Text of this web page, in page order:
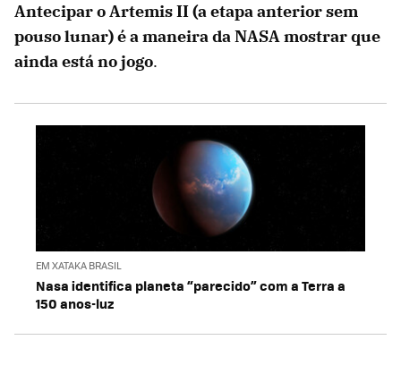
Antecipar o Artemis II (a etapa anterior sem
pouso lunar) é a maneira da NASA mostrar que
ainda está no jogo.
EM XATAKA BRASIL
Nasa identifica planeta “parecido” com a Terra a
150 anos-luz